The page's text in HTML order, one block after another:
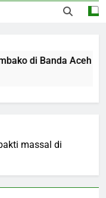
di Banda Aceh
massal di